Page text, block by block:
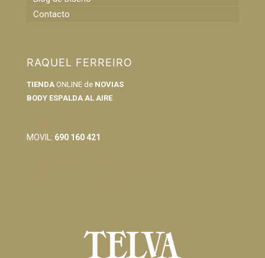
Contacto
RAQUEL FERREIRO
TIENDA ONLINE de NOVIAS
BODY ESPALDA AL AIRE
MOVIL: 690 160 421